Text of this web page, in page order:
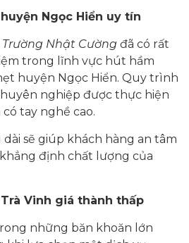
Ngọc Hiển uy tín
Trường Nhật Cường đã có rất
trong lĩnh vực hút hầm
huyện Ngọc Hiển. Quy trình
nghiệp được thực hiện
tay nghề cao.
sẽ giúp khách hàng an tâm
định chất lượng của
Vinh giá thành thấp
những băn khoăn lớn